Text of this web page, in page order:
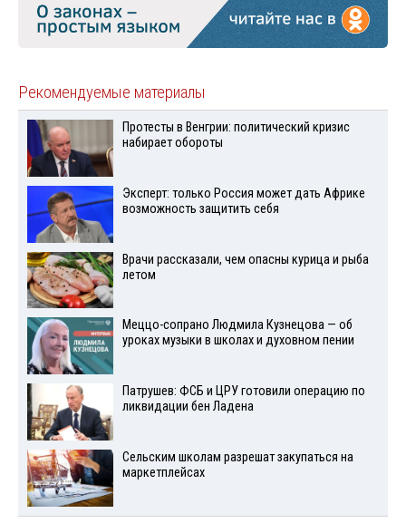
Рекомендуемые материалы
Протесты в Венгрии: политический кризис
набирает обороты
Эксперт: только Россия может дать Африке
возможность защитить себя
Врачи рассказали, чем опасны курица и рыба
летом
Меццо-сопрано Людмила Кузнецова — об
уроках музыки в школах и духовном пении
Патрушев: ФСБ и ЦРУ готовили операцию по
ликвидации бен Ладена
Сельским школам разрешат закупаться на
маркетплейсах